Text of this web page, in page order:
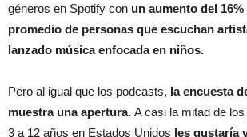
géneros en Spotify con un aumento del
promedio de personas que escuchan
lanzado música enfocada en niños.
Pero al igual que los podcasts, la encuesta
muestra una apertura. A casi la mitad de
3 a 12 años en Estados Unidos les gustaría